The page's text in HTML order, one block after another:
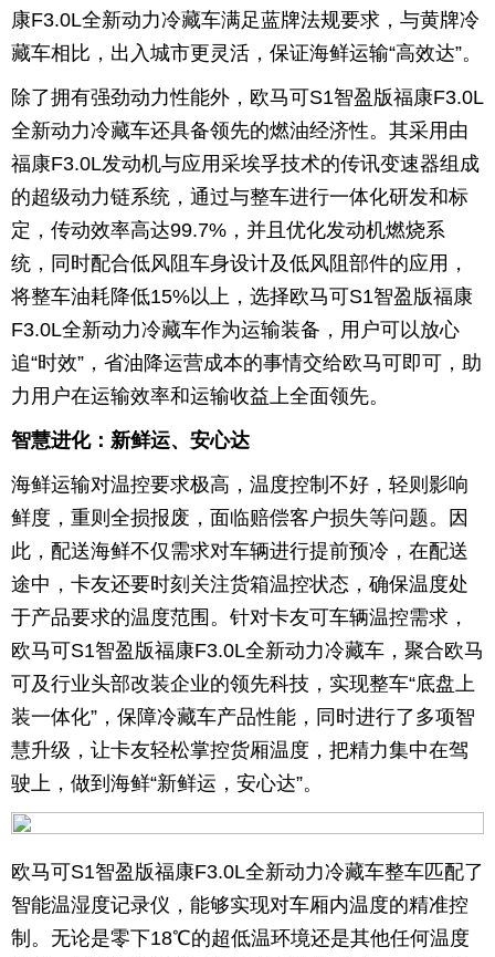
康F3.0L全新动力冷藏车满足蓝牌法规要求，与黄牌冷
藏车相比，出入城市更灵活，保证海鲜运输“高效达”。
除了拥有强劲动力性能外，欧马可S1智盈版福康F3.0L
全新动力冷藏车还具备领先的燃油经济性。其采用由
福康F3.0L发动机与应用采埃孚技术的传讯变速器组成
的超级动力链系统，通过与整车进行一体化研发和标
定，传动效率高达99.7%，并且优化发动机燃烧系
统，同时配合低风阻车身设计及低风阻部件的应用，
将整车油耗降低15%以上，选择欧马可S1智盈版福康
F3.0L全新动力冷藏车作为运输装备，用户可以放心
追“时效”，省油降运营成本的事情交给欧马可即可，助
力用户在运输效率和运输收益上全面领先。
智慧进化：新鲜运、安心达
海鲜运输对温控要求极高，温度控制不好，轻则影响
鲜度，重则全损报废，面临赔偿客户损失等问题。因
此，配送海鲜不仅需求对车辆进行提前预冷，在配送
途中，卡友还要时刻关注货箱温控状态，确保温度处
于产品要求的温度范围。针对卡友可车辆温控需求，
欧马可S1智盈版福康F3.0L全新动力冷藏车，聚合欧马
可及行业头部改装企业的领先科技，实现整车“底盘上
装一体化”，保障冷藏车产品性能，同时进行了多项智
慧升级，让卡友轻松掌控货厢温度，把精力集中在驾
驶上，做到海鲜“新鲜运，安心达”。
欧马可S1智盈版福康F3.0L全新动力冷藏车整车匹配了
智能温湿度记录仪，能够实现对车厢内温度的精准控
制。无论是零下18℃的超低温环境还是其他任何温度